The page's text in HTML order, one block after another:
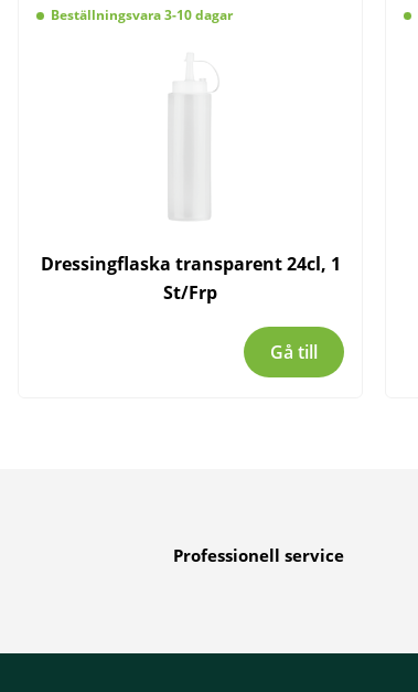
Beställningsvara 3-10 dagar
Dressingflaska transparent 24cl, 1
St/Frp
Gå till
Professionell service